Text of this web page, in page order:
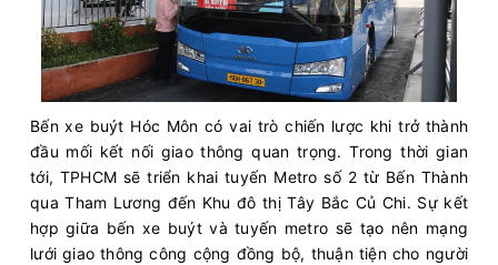
Bến xe buýt Hóc Môn có vai trò chiến lược khi trở thành
đầu mối kết nối giao thông quan trọng. Trong thời gian
tới, TPHCM sẽ triển khai tuyến Metro số 2 từ Bến Thành
qua Tham Lương đến Khu đô thị Tây Bắc Củ Chi. Sự kết
hợp giữa bến xe buýt và tuyến metro sẽ tạo nên mạng
lưới giao thông công cộng đồng bộ, thuận tiện cho người